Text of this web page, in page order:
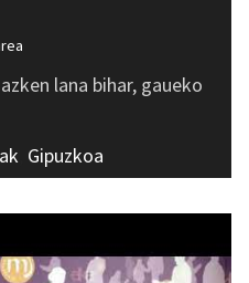
lana bihar, gaueko
Gipuzkoa